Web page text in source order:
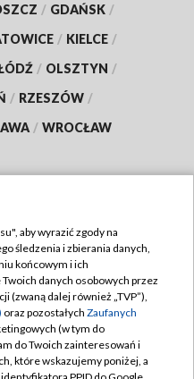
/ GDAŃSK /
/ KIELCE /
/ OLSZTYN /
/ RZESZÓW /
/ WROCŁAW
TVP
aby wyrazić zgody na
śledzenia i zbierania danych,
końcowym i ich
danych osobowych przez
(zwaną dalej również „TVP”),
oraz pozostałych Zaufanych
(w tym do
do Twoich zainteresowań i
które wskazujemy poniżej, a